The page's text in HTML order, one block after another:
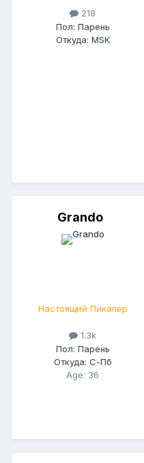
218
Пол: Парень
Откуда: MSK
Grando
Настоящий Пикапер
1.3k
Пол: Парень
Откуда: С-Пб
Age: 36